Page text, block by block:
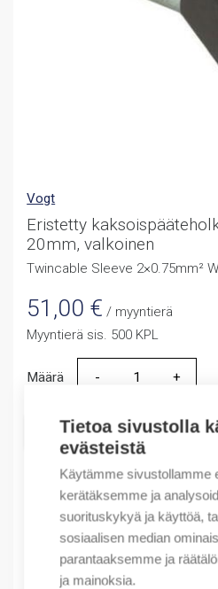
Tietoa sivustolla
evästeistä
Käytämme sivustollamme
kerätäksemme ja
suorituskykyä ja käyttöä,
sosiaalisen median
parantaaksemme ja
ja mainoksia.
Vogt
Eristetty
20mm, valkoinen
Twincable Sleeve 2×0.75mm²
51,00 € / myyntierä
Myyntierä sis. 500 KPL
Määrä
Määrä
LISÄÄ
Tuotekoodit
Tilauskoodi: 460212D
Product order number: 460212D